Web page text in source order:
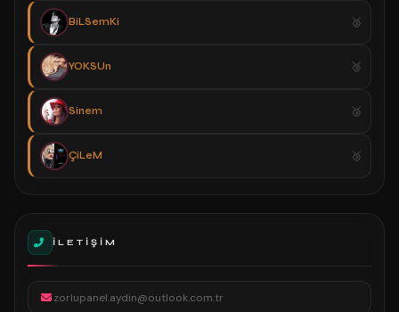
BiLSemKi
YOKSUn
Sinem
ÇiLeM
İLETIŞIM
zorlupanel.aydin@outlook.com.tr